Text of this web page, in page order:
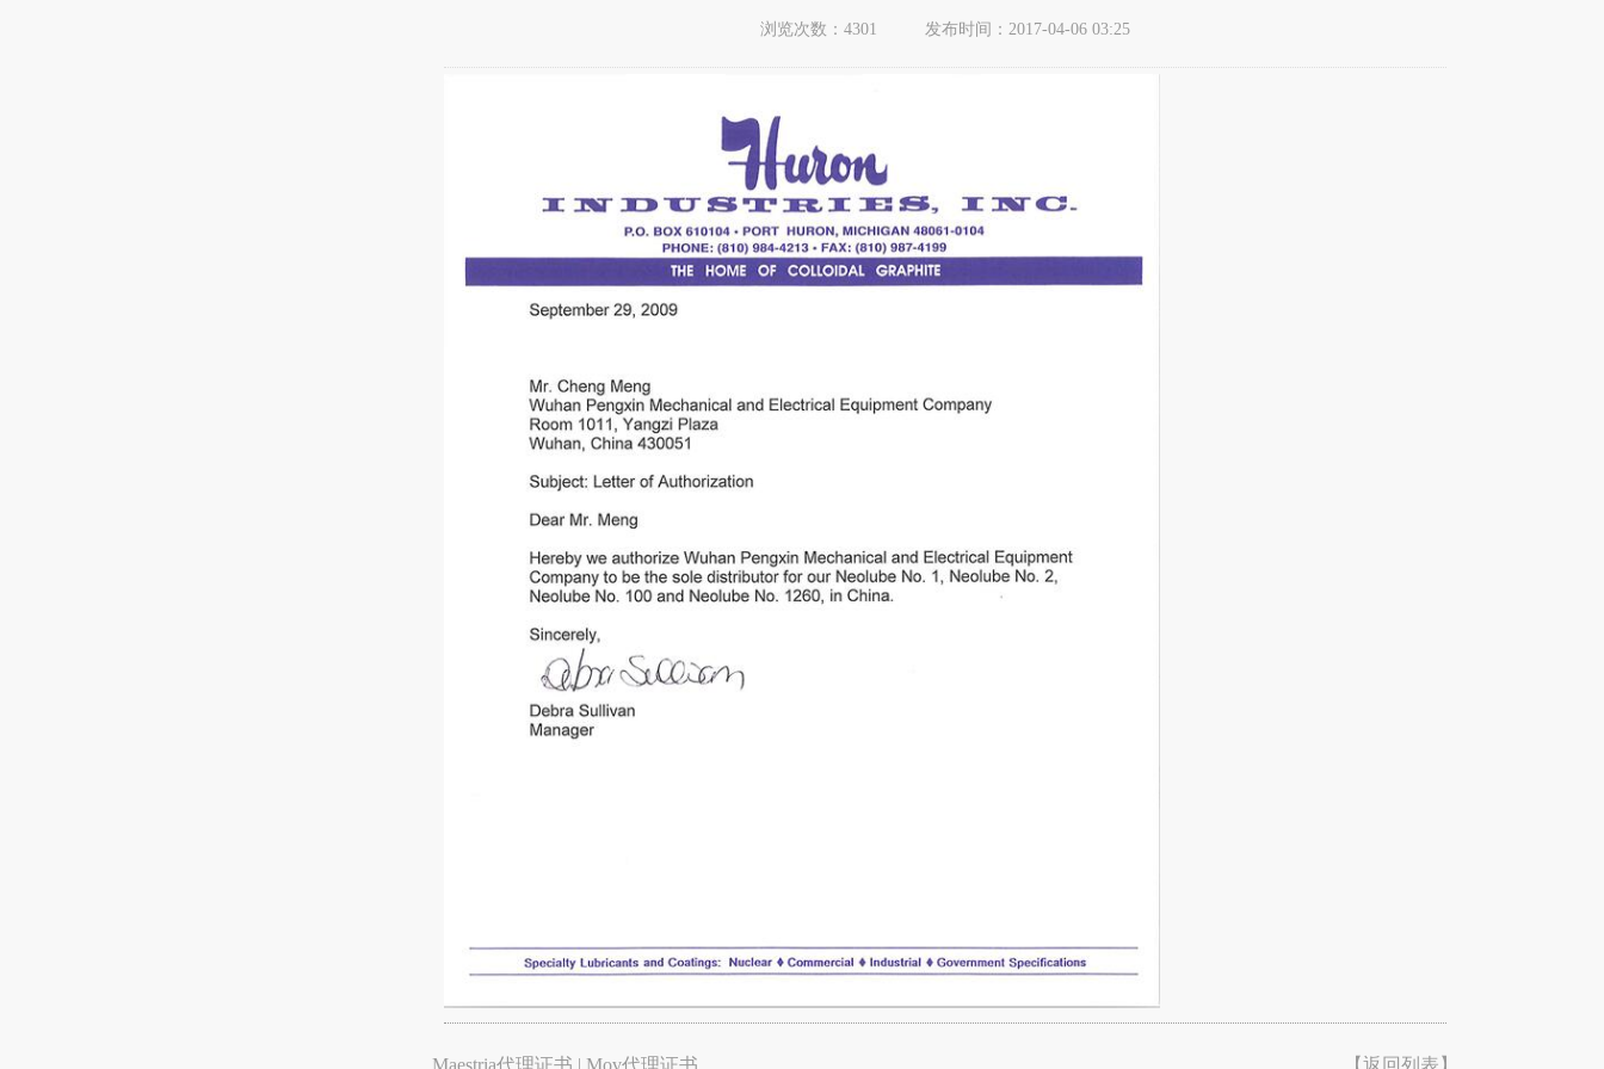
浏览次数：4301 发布时间：2017-04-06 03:25
Maestria代理证书 | Mov代理证书 【返回列表】